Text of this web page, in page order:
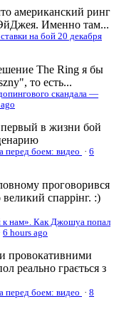
американский ринг
Именно там...
на бой 20 декабря
The Ring я бы
то есть...
скандала —
первый в жизни бой
перед боем: видео · 6
проговорився
спаррінг. :)
к нам». Как Джошуа попал
6 hours ago
провокативними
реально грається з
перед боем: видео · 8